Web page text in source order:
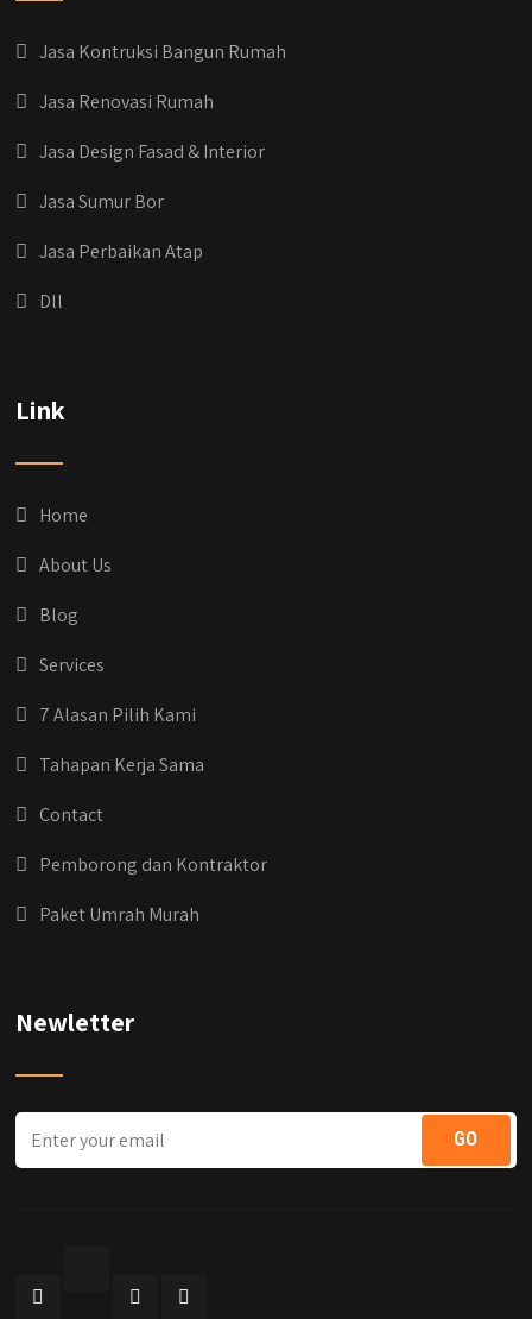
Jasa Kontruksi Bangun Rumah
Jasa Renovasi Rumah
Jasa Design Fasad & Interior
Jasa Sumur Bor
Jasa Perbaikan Atap
Dll
Link
Home
About Us
Blog
Services
7 Alasan Pilih Kami
Tahapan Kerja Sama
Contact
Pemborong dan Kontraktor
Paket Umrah Murah
Newletter